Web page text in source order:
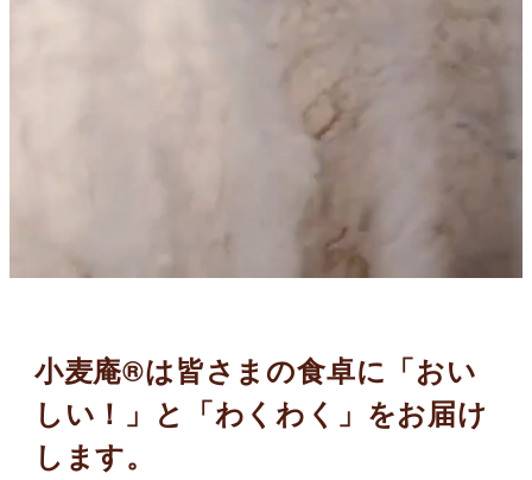
小麦庵®は皆さまの食卓に「おい
しい！」と「わくわく」をお届け
します。